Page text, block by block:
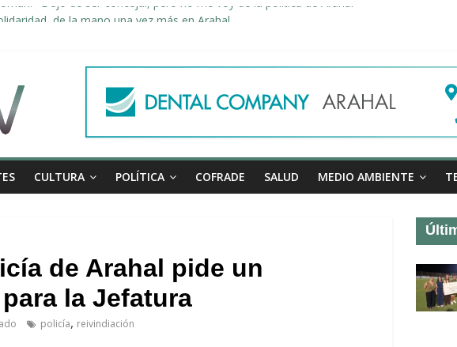
«Dejo de ser concejal, pero no me voy de la política de Arahal»
nuevo pleno ordinario del Ayuntamiento de Arahal
de Morón pide unión a los pueblos de la comarca para evitar la planta de biogás en
CULTURA POLÍTICA COFRADE SALUD MEDIO AMBIENTE
de Arahal pide un
la Jefatura
policía, reivindiación